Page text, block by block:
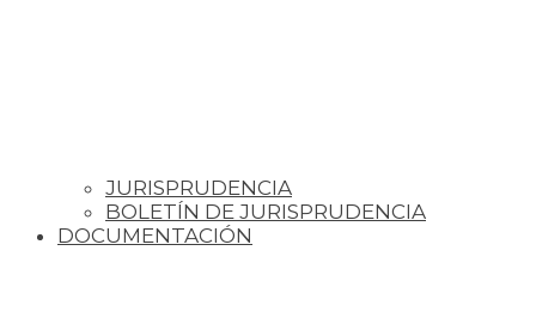
JURISPRUDENCIA
BOLETÍN DE JURISPRUDENCIA
DOCUMENTACIÓN